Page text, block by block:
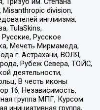
division,
инглиизма,
TulaSkins,
Русское
Мечеть Мирмамеда,
г. Астрахани, ВОЛЯ,
Рубеж Севера, ТОЙС,
деятельности,
В честь иконы
16, Независимость,
группа МПГ, Курсом
инициативная группа,